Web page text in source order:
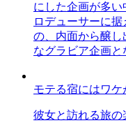
にした企画が多い
ロデューサーに
の、内面から醸し
なグラビア企画と
モテる宿にはワケ
彼女と訪れる旅